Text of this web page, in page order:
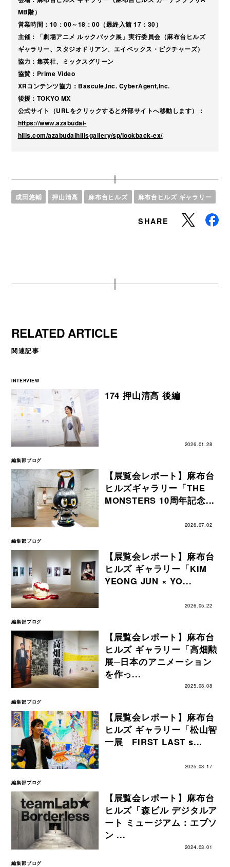
MB階）
営業時間：10：00～18：00（最終入館 17：30）
主催：「劇場アニメ ルックバック展」実行委員会（麻布台ヒルズ
ギャラリー、スタジオドリアン、エイベックス・ピクチャーズ）
協力：集英社、ミックスグリーン
協賛：Prime Video
XRコンテンツ協力：Bascule,Inc. CyberAgent,Inc.
後援：TOKYO MX
公式サイト（URLをクリックすると外部サイトへ移動します）：
https://www.azabudai-
hills.com/azabudaihillsgallery/sp/lookback-ex/
成田悠輔 押山清高 麻布台ヒルズ 麻布台ヒルズ ギャラリー
SHARE
RELATED ARTICLE
関連記事
編集部ブログ
【展覧会レポート】麻布台
ヒルズギャラリー「THE
MONSTERS 10周年記念...
2026.07.02
編集部ブログ
【展覧会レポート】麻布台
ヒルズ ギャラリー「KIM
YEONG JUN × YO...
2026.05.22
編集部ブログ
【展覧会レポート】麻布台
ヒルズ ギャラリー「高畑勲
展─日本のアニメーション
を作っ...
2025.08.08
編集部ブログ
【展覧会レポート】麻布台
ヒルズ ギャラリー「松山智
一展 FIRST LAST s...
2025.03.17
編集部ブログ
【展覧会レポート】麻布台
ヒルズ「森ビル デジタルア
ート ミュージアム：エプソ
ン ...
2024.03.01
編集部ブログ
INTERVIEW
174 押山清高 後編
2026.01.28